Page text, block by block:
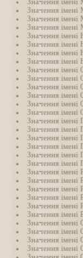
Значення імені
Значення імені
Значення імені
Значення імені
Значення імені
Значення імені
Значення імені
Значення імені
Значення імені
Значення імені
Значення імені
Значення імені
Значення імені
Значення імені
Значення імені
Значення імені
Значення імені
Значення імені
Значення імені
Значення імені
Значення імені
Значення імені
Значення імені
Значення імені
Значення імені
Значення імені
Значення імені
Значення імені
Значення імені
Значення імені